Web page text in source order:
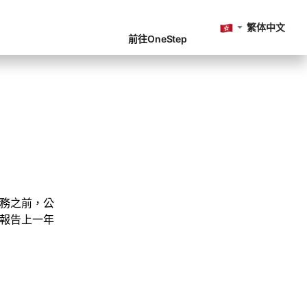
前往OneStep
繁体中文
之前，公
告上一年